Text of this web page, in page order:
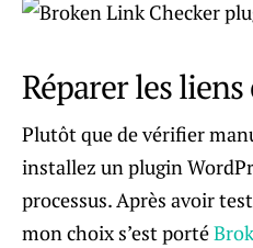
Réparer les liens
Plutôt que de vérifier
installez un plugin
processus. Après avoir
mon choix s’est porté